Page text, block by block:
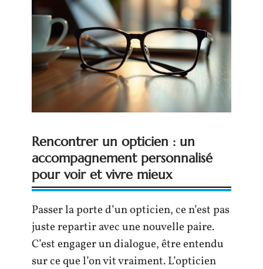
Rencontrer un opticien : un
accompagnement personnalisé
pour voir et vivre mieux
Passer la porte d’un opticien, ce n’est pas
juste repartir avec une nouvelle paire.
C’est engager un dialogue, être entendu
sur ce que l’on vit vraiment. L’opticien